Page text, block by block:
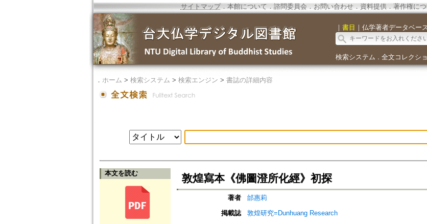
サイトマップ．本館について ． 諮問委員会． お問い合わせ． 資料提供． 著作権に
｜ 書目 ｜ 仏学著者データベー
検索システム ． 全文コレクシ
． ホーム > 検索システム > 検索エンジン > 書誌の詳細内容
本文を読む 敦煌寫本《佛圖澄所化經》初探
著者
邰惠莉
掲載誌
敦煌研究=Dunhuang Research